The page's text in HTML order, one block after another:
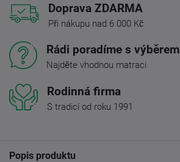
Doprava ZDARMA
Při nákupu nad 6 000 Kč
Rádi poradíme s výběrem
Najděte vhodnou matraci
Rodinná firma
S tradicí od roku 1991
Popis produktu